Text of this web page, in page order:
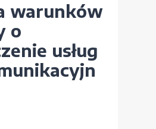
warunków
o
usług